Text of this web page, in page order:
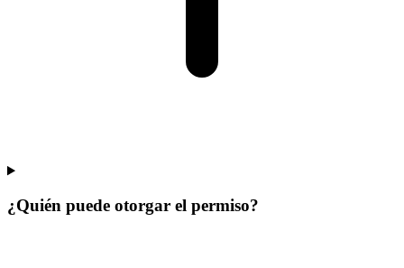
¿Quién puede otorgar el permiso?